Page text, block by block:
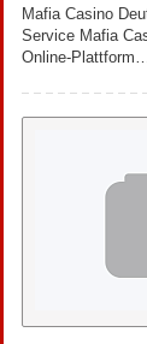
Mafia Casino
Service Mafia
Online-Plattform…